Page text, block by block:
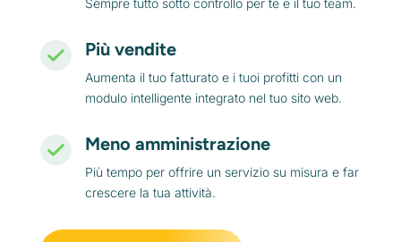
Sempre tutto sotto controllo per te e il tuo team.
Più vendite
Aumenta il tuo fatturato e i tuoi profitti con un
modulo intelligente integrato nel tuo sito web.
Meno amministrazione
Più tempo per offrire un servizio su misura e far
crescere la tua attività.